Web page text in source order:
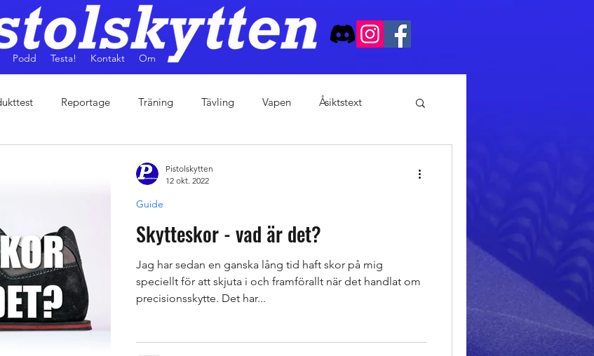
Podd Testa! Kontakt Om
Reportage Träning Tävling Vapen Åsiktstext
Skytteskor - vad är det?
Jag har sedan en ganska lång tid haft skor på mig
speciellt för att skjuta i och framförallt när det handlat om
precisionsskytte. Det har...
Guide
Pistolskytten
12 okt. 2022